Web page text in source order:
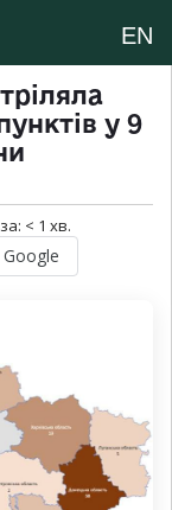
EN
у 9
< 1 хв.